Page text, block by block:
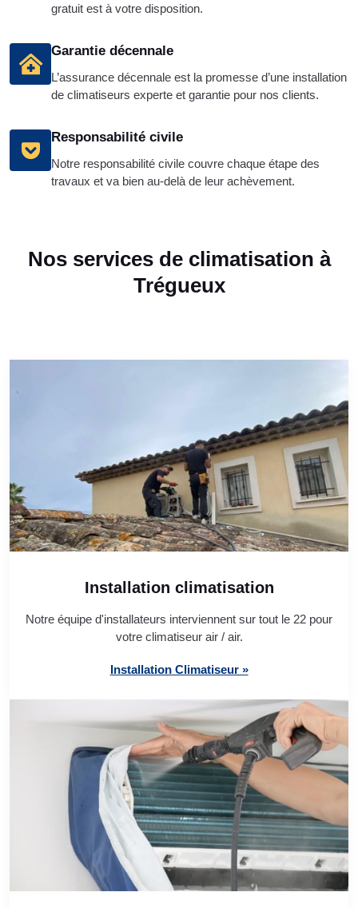
gratuit est à votre disposition.
Garantie décennale
L’assurance décennale est la promesse d’une installation
de climatiseurs experte et garantie pour nos clients.
Responsabilité civile
Notre responsabilité civile couvre chaque étape des
travaux et va bien au-delà de leur achèvement.
Nos services de climatisation à
Trégueux
Installation climatisation
Notre équipe d'installateurs interviennent sur tout le 22 pour
votre climatiseur air / air.
Installation Climatiseur »